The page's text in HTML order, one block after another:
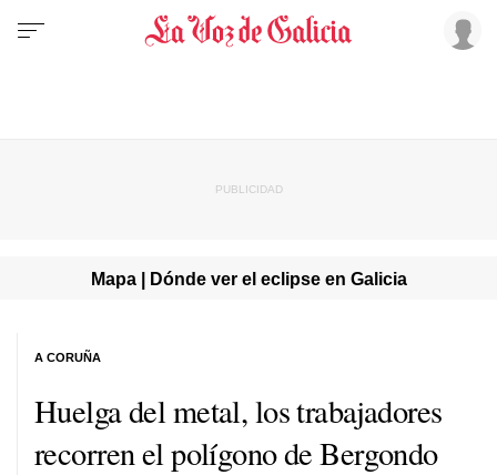
Mapa | Dónde ver el eclipse en Galicia
Huelga del metal, los trabajadores
recorren el polígono de Bergondo
A CORUÑA